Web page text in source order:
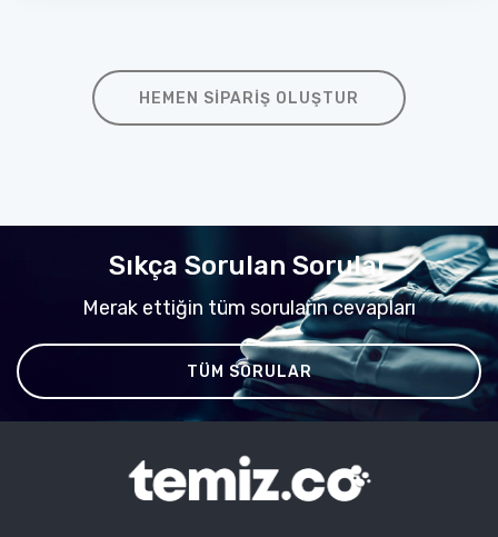
HEMEN SIPARIŞ OLUŞTUR
Sıkça Sorulan Sorular
Merak ettiğin tüm soruların cevapları
TÜM SORULAR